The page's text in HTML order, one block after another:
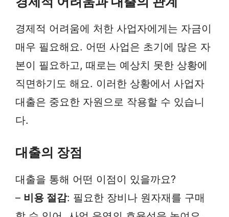
경제적 어려움에 처한 사업자에게는 자금이
매우 필요해요. 어떤 사업은 초기에 많은 자
본이 필요하고, 때로는 예상치 못한 상황에
직면하기도 해요. 이러한 상황에서 사업자
대출은 중요한 자원으로 작용할 수 있습니
다.
대출의 장점
대출을 통해 어떤 이점이 있을까요?
– 비용 절감: 필요한 장비나 원자재를 구매